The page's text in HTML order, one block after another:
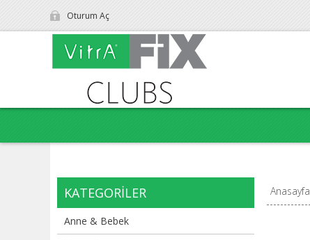
Oturum Aç
KATEGORILER
Anne & Bebek
Anasayfa